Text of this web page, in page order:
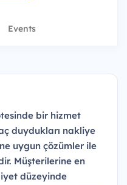
Events
bir hizmet
duydukları nakliye
uygun çözümler ile
Müşterilerine en
düzeyinde